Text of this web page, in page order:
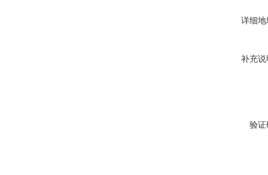
详细地
补充说
验证